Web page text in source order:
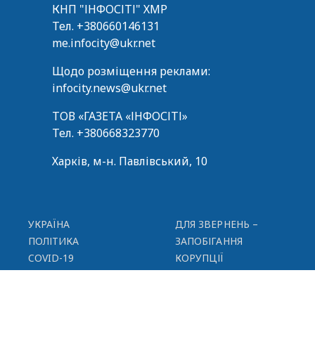
КНП "ІНФОСІТІ" ХМР
Тел. +380660146131
me.infocity@ukr.net
Щодо розміщення реклами:
infocity.news@ukr.net
ТОВ «ГАЗЕТА «ІНФОСІТІ»
Тел. +380668323770
Харків, м-н. Павлівський, 10
УКРАЇНА
ПОЛІТИКА
COVID-19
СУСПІЛЬСТВО
ДЛЯ ЗВЕРНЕНЬ –
ЗАПОБІГАННЯ
КОРУПЦІЇ
ПУБЛІЧНА